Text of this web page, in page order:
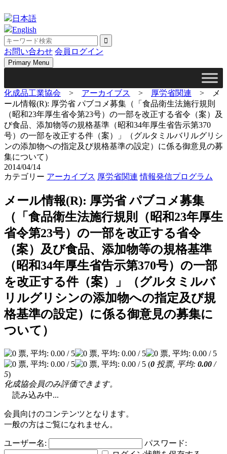
to
content
日本語
English
お問い合わせ 会員ログイン
Primary Menu
化成品工業協会 > アーカイブス > 厚労省関連 >
メ
ール情報(R): 厚労省 パブコメ募集（「食品衛生法施行規則
（昭和23年厚生省令第23号）の一部を改正する省令（案）及
び食品、添加物等の規格基準（昭和34年厚生省告示第370
号）の一部を改正する件（案）」（グルタミルバリルグリシ
ンの添加物への指定及び規格基準の設定）に係る御意見の募
集について）
2014/04/14
カテゴリー アーカイブス 厚労省関連 情報発信プログラム
メール情報(R): 厚労省 パブコメ募集
（「食品衛生法施行規則（昭和23年厚生
省令第23号）の一部を改正する省令
（案）及び食品、添加物等の規格基準
（昭和34年厚生省告示第370号）の一部
を改正する件（案）」（グルタミルバ
リルグリシンの添加物への指定及び規
格基準の設定）に係る御意見の募集に
ついて）
(0 投票, 平均: 0.00 /
5)
化成協会員のみ評価できます。
読み込み中...
会員向けのコンテンツとなります。
一般の方はご覧になれません。
ユーザー名:
パスワード: